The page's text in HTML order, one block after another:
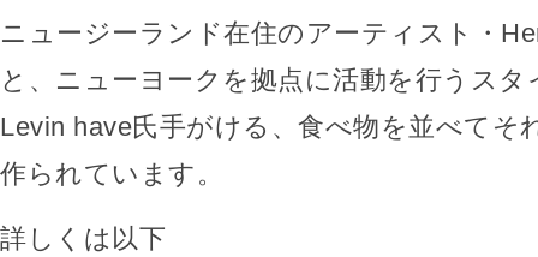
ニュージーランド在住のアーティスト・
と、ニューヨークを拠点に活動を行うス
Levin have氏手がける、食べ物を並べてそ
作られています。
詳しくは以下